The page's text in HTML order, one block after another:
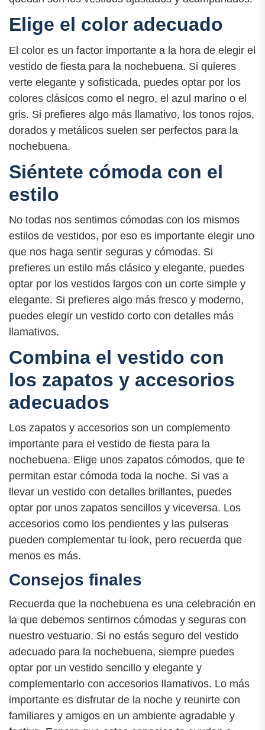
Elige el color adecuado
El color es un factor importante a la hora de elegir el
vestido de fiesta para la nochebuena. Si quieres
verte elegante y sofisticada, puedes optar por los
colores clásicos como el negro, el azul marino o el
gris. Si prefieres algo más llamativo, los tonos rojos,
dorados y metálicos suelen ser perfectos para la
nochebuena.
Siéntete cómoda con el
estilo
No todas nos sentimos cómodas con los mismos
estilos de vestidos, por eso es importante elegir uno
que nos haga sentir seguras y cómodas. Si
prefieres un estilo más clásico y elegante, puedes
optar por los vestidos largos con un corte simple y
elegante. Si prefieres algo más fresco y moderno,
puedes elegir un vestido corto con detalles más
llamativos.
Combina el vestido con
los zapatos y accesorios
adecuados
Los zapatos y accesorios son un complemento
importante para el vestido de fiesta para la
nochebuena. Elige unos zapatos cómodos, que te
permitan estar cómoda toda la noche. Si vas a
llevar un vestido con detalles brillantes, puedes
optar por unos zapatos sencillos y viceversa. Los
accesorios como los pendientes y las pulseras
pueden complementar tu look, pero recuerda que
menos es más.
Consejos finales
Recuerda que la nochebuena es una celebración en
la que debemos sentirnos cómodas y seguras con
nuestro vestuario. Si no estás seguro del vestido
adecuado para la nochebuena, siempre puedes
optar por un vestido sencillo y elegante y
complementarlo con accesorios llamativos. Lo más
importante es disfrutar de la noche y reunirte con
familiares y amigos en un ambiente agradable y